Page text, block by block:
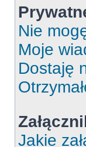
Nie
Moje
Dostaję
Jakie